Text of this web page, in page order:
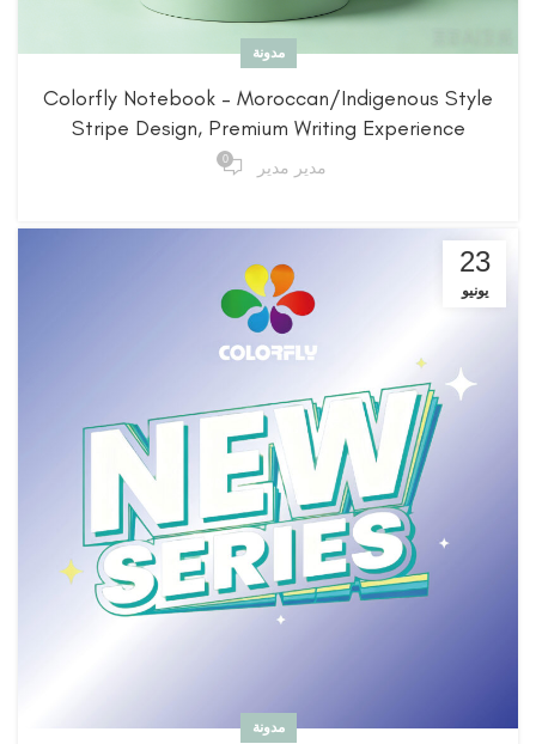
مدونة
Colorfly Notebook – Moroccan/Indigenous Style
Stripe Design, Premium Writing Experience
مدير مدير 0
23
يونيو
مدونة